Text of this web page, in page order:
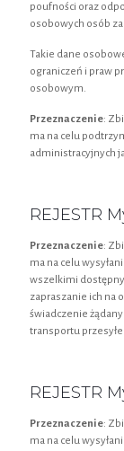
poufności oraz
osobowych osób
Takie dane
ograniczeń i praw
osobowym.
Przeznaczenie:
ma na celu
administracyjnych
REJESTR
Przeznaczenie:
ma na celu
wszelkimi
zapraszanie ich na
świadczenie
transportu
REJESTR
Przeznaczenie:
ma na celu